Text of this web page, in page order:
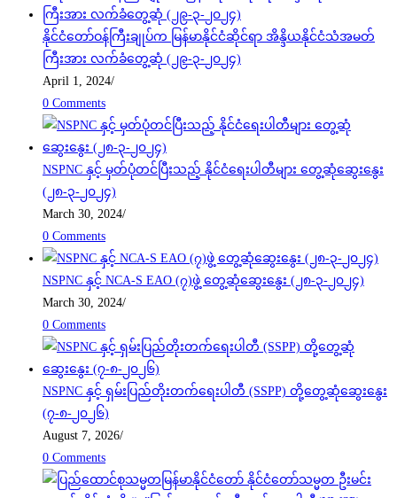
နိုင်ငံတော်ဝန်ကြီးချုပ်က မြန်မာနိုင်ငံဆိုင်ရာ အိန္ဒိယနိုင်ငံသံအမတ်
ကြီးအား လက်ခံတွေ့ဆုံ (၂၉-၃-၂၀၂၄)
April 1, 2024/
0 Comments
NSPNC နှင့် မှတ်ပုံတင်ပြီးသည့် နိုင်ငံရေးပါတီများ တွေ့ဆုံဆွေးနွေး
(၂၈-၃-၂၀၂၄)
March 30, 2024/
0 Comments
NSPNC နှင့် NCA-S EAO (၇)ဖွဲ့ တွေ့ဆုံဆွေးနွေး (၂၈-၃-၂၀၂၄)
March 30, 2024/
0 Comments
NSPNC နှင့် ရှမ်းပြည်တိုးတက်ရေးပါတီ (SSPP) တို့တွေ့ဆုံဆွေးနွေး
(၇-၈-၂၀၂၆)
August 7, 2026/
0 Comments